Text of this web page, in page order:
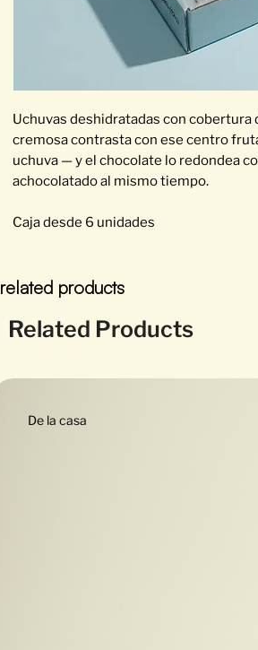
Uchuvas deshidratadas con cobertura
cremosa contrasta con ese centro
uchuva — y el chocolate lo redondea
achocolatado al mismo tiempo.
Caja desde 6 unidades
related products
Related Products
De la casa